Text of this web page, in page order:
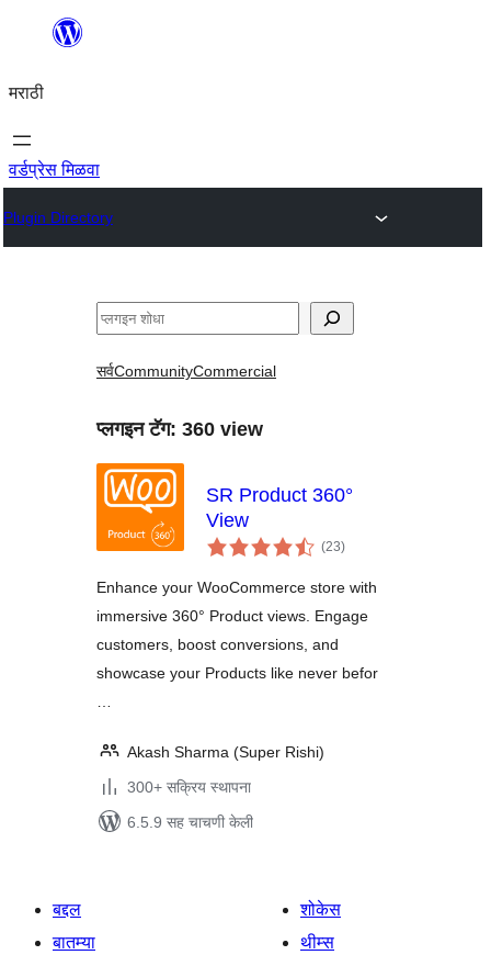
सामुग्रीवर
मराठी
वर्डप्रेस मिळवा
Plugin Directory
शोधा
सर्वCommunityCommercial
प्लगइन टॅग: 360 view
SR Product 360°
View
(23एकूण
मूल्यांकन
)
Enhance your WooCommerce store with
immersive 360° Product views. Engage
customers, boost conversions, and
showcase your Products like never befor
Akash Sharma (Super Rishi)
300+ सक्रिय स्थापना
6.5.9 सह चाचणी केली
बद्दल
बातम्या
शोकेस
थीम्स